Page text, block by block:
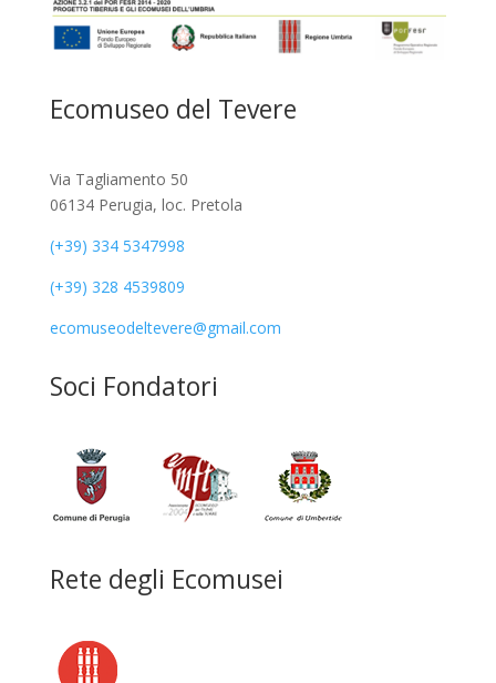
Ecomuseo del Tevere
Via Tagliamento 50
06134 Perugia, loc. Pretola
(+39) 334 5347998
(+39) 328 4539809
ecomuseodeltevere@gmail.com
Soci Fondatori
Rete degli Ecomusei